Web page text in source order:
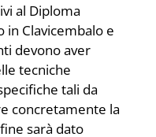
al Diploma
in Clavicembalo e
devono aver
tecniche
tali da
concretamente la
sarà dato